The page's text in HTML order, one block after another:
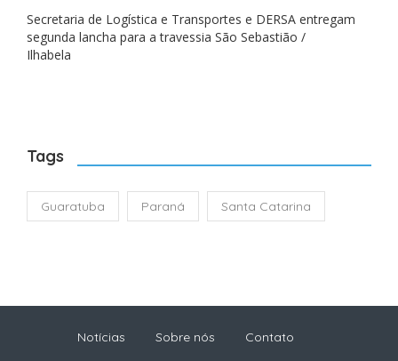
Secretaria de Logística e Transportes e DERSA entregam
segunda lancha para a travessia São Sebastião /
Ilhabela
Tags
Guaratuba Paraná Santa Catarina
Notícias Sobre nós Contato